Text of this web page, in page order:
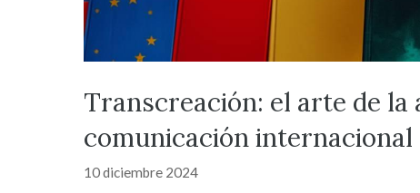
Transcreación: el arte de
comunicación internacional
10 diciembre 2024